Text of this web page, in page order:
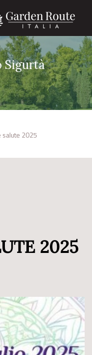
Sigurtà
salute 2025
2025